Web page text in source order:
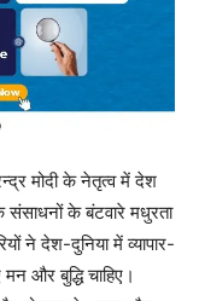
मोदी के नेतृत्व में देश
संसाधनों के बंटवारे मधुरता
ने देश-दुनिया में व्यापार-
और बुद्धि चाहिए।